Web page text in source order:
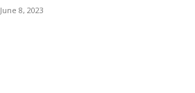
June 8, 2023